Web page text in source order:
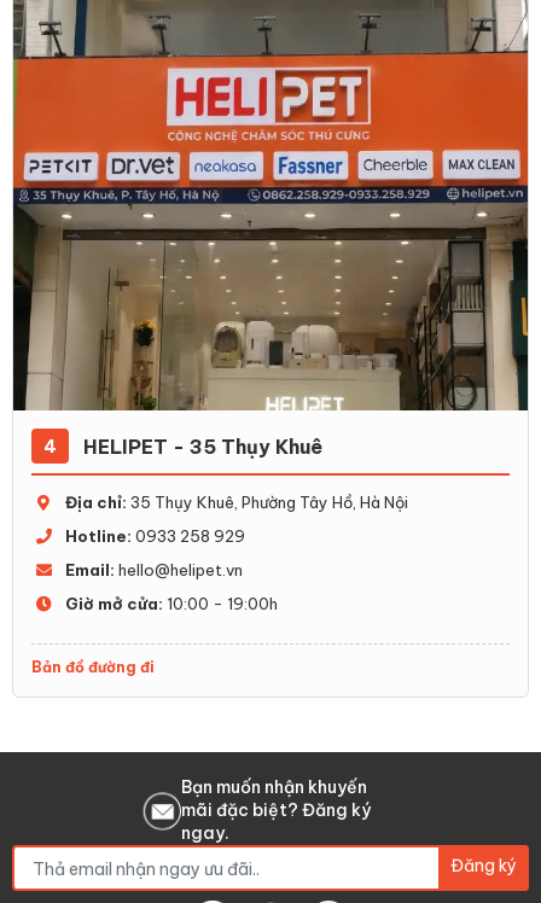
4 HELIPET - 35 Thụy Khuê
Địa chỉ: 35 Thụy Khuê, Phường Tây Hồ, Hà Nội
Hotline: 0933 258 929
Email: hello@helipet.vn
Giờ mở cửa: 10:00 - 19:00h
Bản đồ đường đi
Bạn muốn nhận khuyến
mãi đặc biệt? Đăng ký
ngay.
Đăng ký